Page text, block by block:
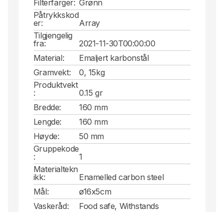
Filterfarger: Grønn
Påtrykkskod
er:
Array
Tilgjengelig
fra:
2021-11-30T00:00:00
Material:
Emaljert karbonstål
Gramvekt:
0, 15kg
Produktvekt
:
0.15 gr
Bredde:
160 mm
Lengde:
160 mm
Høyde:
50 mm
Gruppekode
:
1
Materialtekn
ikk:
Enamelled carbon steel
Mål:
ø16x5cm
Vaskeråd:
Food safe, Withstands